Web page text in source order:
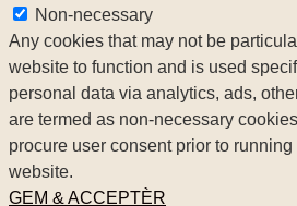
Non-necessary
Any cookies that may not be
website to function and is used
personal data via analytics, ads,
are termed as non-necessary
procure user consent prior to
website.
GEM & ACCEPTÈR